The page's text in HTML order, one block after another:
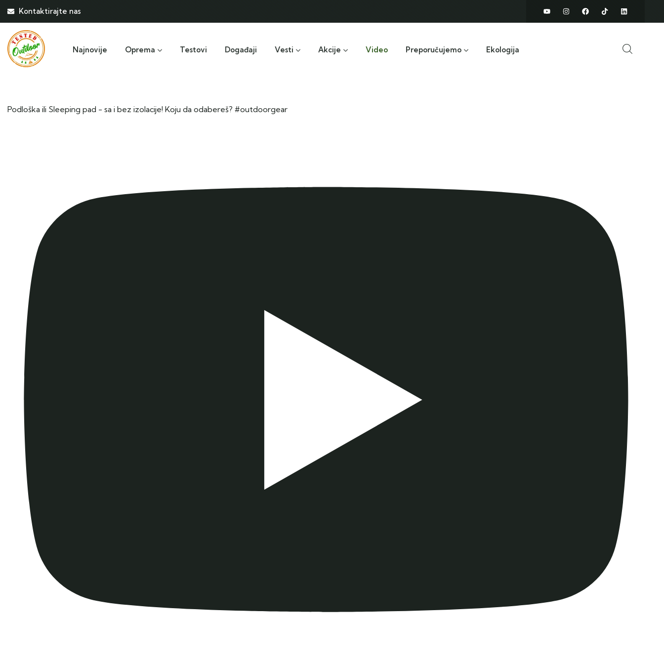
Kontaktirajte nas
Najnovije Oprema Testovi Događaji Vesti Akcije Video Preporučujemo Ekologija
Podloška ili Sleeping pad - sa i bez izolacije! Koju da odabereš? #outdoorgear